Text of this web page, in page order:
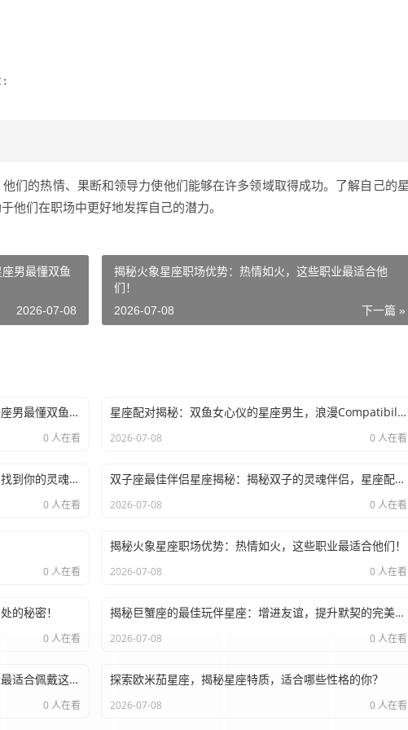
们的热情、果断和领导力使他们能够在许多领域取得成功。了解自己的
他们在职场中更好地发挥自己的潜力。
男最懂双鱼
2026-07-08
揭秘火象星座职场优势：热情如火，这些职业最适合他
们！
下一篇 »
2026-07-08
双鱼女的爱情指南：揭秘星座配对，哪个星座男最懂双鱼柔情
0 人在看
星座配对揭秘：双鱼女心仪的星座男生，浪漫Compatibility指南
2026-07-08 0 人在看
揭秘双子座最佳伴侣：揭秘星座配对秘诀，找到你的灵魂伴侣
0 人在看
双子座最佳伴侣星座揭秘：揭秘双子的灵魂伴侣，星座配对指南！
2026-07-08 0 人在看
0 人在看
揭秘火象星座职场优势：热情如火，这些职业最适合他们！
2026-07-08 0 人在看
的秘密！
0 人在看
揭秘巨蟹座的最佳玩伴星座：增进友谊，提升默契的完美组合！
2026-07-08 0 人在看
揭秘星座欧米茄的秘密：哪些性格特质的人最适合佩戴这款星座手表
0 人在看
探索欧米茄星座，揭秘星座特质，适合哪些性格的你？
2026-07-08 0 人在看